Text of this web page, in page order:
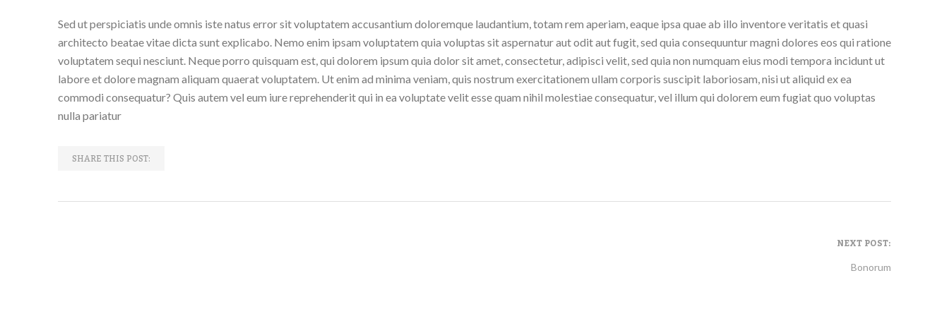
Sed ut perspiciatis unde omnis iste natus error sit voluptatem accusantium doloremque laudantium, totam rem aperiam, eaque ipsa quae ab illo inventore veritatis et quasi
architecto beatae vitae dicta sunt explicabo. Nemo enim ipsam voluptatem quia voluptas sit aspernatur aut odit aut fugit, sed quia consequuntur magni dolores eos qui ratione
voluptatem sequi nesciunt. Neque porro quisquam est, qui dolorem ipsum quia dolor sit amet, consectetur, adipisci velit, sed quia non numquam eius modi tempora incidunt ut
labore et dolore magnam aliquam quaerat voluptatem. Ut enim ad minima veniam, quis nostrum exercitationem ullam corporis suscipit laboriosam, nisi ut aliquid ex ea
commodi consequatur? Quis autem vel eum iure reprehenderit qui in ea voluptate velit esse quam nihil molestiae consequatur, vel illum qui dolorem eum fugiat quo voluptas
nulla pariatur
SHARE THIS POST:
NEXT POST:
Bonorum